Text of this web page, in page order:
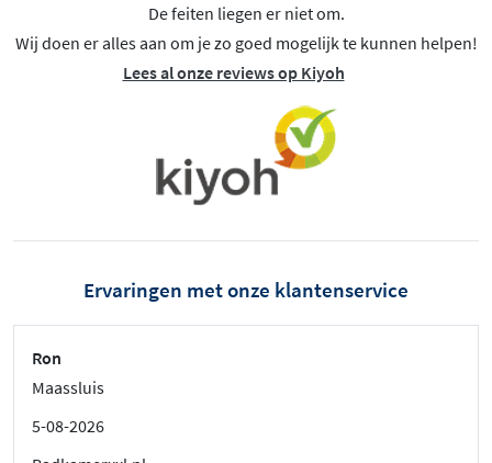
De feiten liegen er niet om.
Wij doen er alles aan om je zo goed mogelijk te kunnen helpen!
Lees al onze reviews op Kiyoh
Ervaringen met onze klantenservice
Ron
Maassluis
5-08-2026